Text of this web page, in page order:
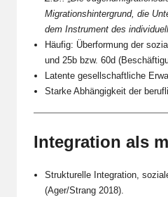
Migrationshintergrund, die
dem Instrument des
Häufig: Überformung der
und 25b bzw. 60d
Latente gesellschaftliche
Starke Abhängigkeit der
Integration als
Strukturelle Integration,
(Ager/Strang 2018).